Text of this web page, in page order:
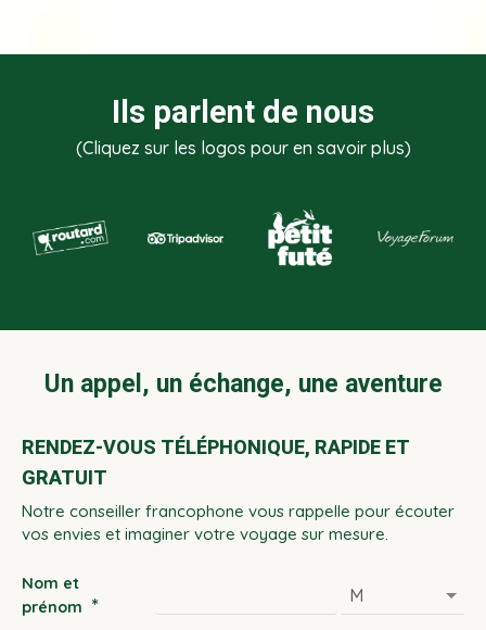
Ils parlent de nous
(Cliquez sur les logos pour en savoir plus)
Un appel, un échange, une aventure
RENDEZ-VOUS TÉLÉPHONIQUE, RAPIDE ET
GRATUIT
Notre conseiller francophone vous rappelle pour écouter
vos envies et imaginer votre voyage sur mesure.
Nom et
prénom *